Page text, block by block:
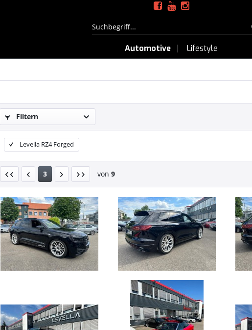
Automotive Lifestyle
Filtern
Levella RZ4 Forged
3 von 9